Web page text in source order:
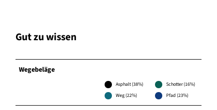
Gut zu wissen
Wegebeläge
Asphalt (38%)
Schotter (16%)
Weg (22%)
Pfad (23%)